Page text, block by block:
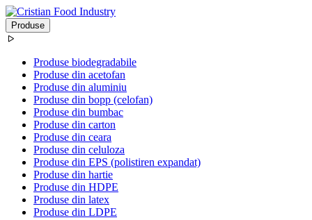
Produse
Produse biodegradabile
Produse din acetofan
Produse din aluminiu
Produse din bopp (celofan)
Produse din bumbac
Produse din carton
Produse din ceara
Produse din celuloza
Produse din EPS (polistiren expandat)
Produse din hartie
Produse din HDPE
Produse din latex
Produse din LDPE